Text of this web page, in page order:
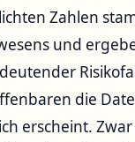
Zahlen
und
die
erscheint.